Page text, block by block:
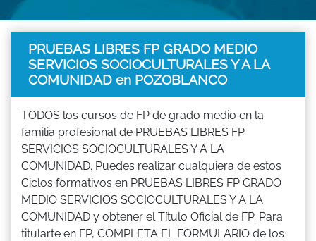
PRUEBAS LIBRES FP GRADO MEDIO
SERVICIOS SOCIOCULTURALES Y A LA
COMUNIDAD en POZOBLANCO
TODOS los cursos de FP de grado medio en la
familia profesional de PRUEBAS LIBRES FP
SERVICIOS SOCIOCULTURALES Y A LA
COMUNIDAD. Puedes realizar cualquiera de estos
Ciclos formativos en PRUEBAS LIBRES FP GRADO
MEDIO SERVICIOS SOCIOCULTURALES Y A LA
COMUNIDAD y obtener el Título Oficial de FP. Para
titularte en FP, COMPLETA EL FORMULARIO de los